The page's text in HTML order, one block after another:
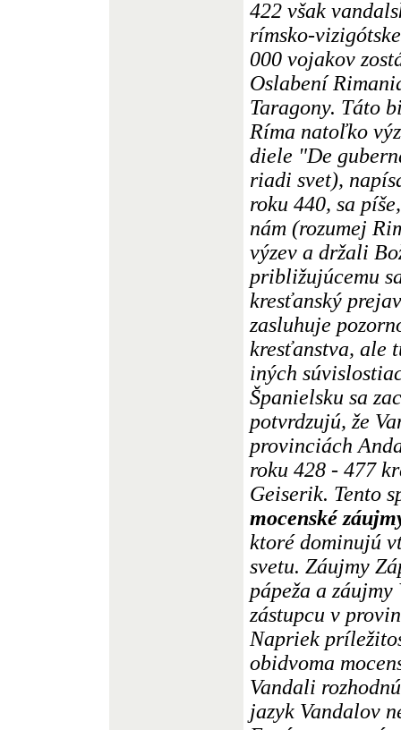
422 však
rímsko-
000 vojakov
Oslabení
Taragony. Táto
Ríma natoľko
diele "De
riadi svet),
roku 440, sa
nám (rozumej
výzev a držali
približujúcemu
kresťanský
zasluhuje
kresťanstva, ale
iných
Španielsku sa
potvrdzujú, že
provinciách
roku 428 - 477
Geiserik. Tento
mocenské
ktoré dominujú
svetu. Záujmy
pápeža a
zástupcu v
Napriek
obidvoma
Vandali
jazyk Vandalov